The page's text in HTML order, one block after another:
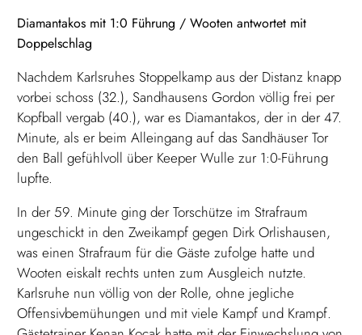
Diamantakos mit 1:0 Führung / Wooten antwortet mit
Doppelschlag
Nachdem Karlsruhes Stoppelkamp aus der Distanz knapp
vorbei schoss (32.), Sandhausens Gordon völlig frei per
Kopfball vergab (40.), war es Diamantakos, der in der 47.
Minute, als er beim Alleingang auf das Sandhäuser Tor
den Ball gefühlvoll über Keeper Wulle zur 1:0-Führung
lupfte.
In der 59. Minute ging der Torschütze im Strafraum
ungeschickt in den Zweikampf gegen Dirk Orlishausen,
was einen Strafraum für die Gäste zufolge hatte und
Wooten eiskalt rechts unten zum Ausgleich nutzte.
Karlsruhe nun völlig von der Rolle, ohne jegliche
Offensivbemühungen und mit viele Kampf und Krampf.